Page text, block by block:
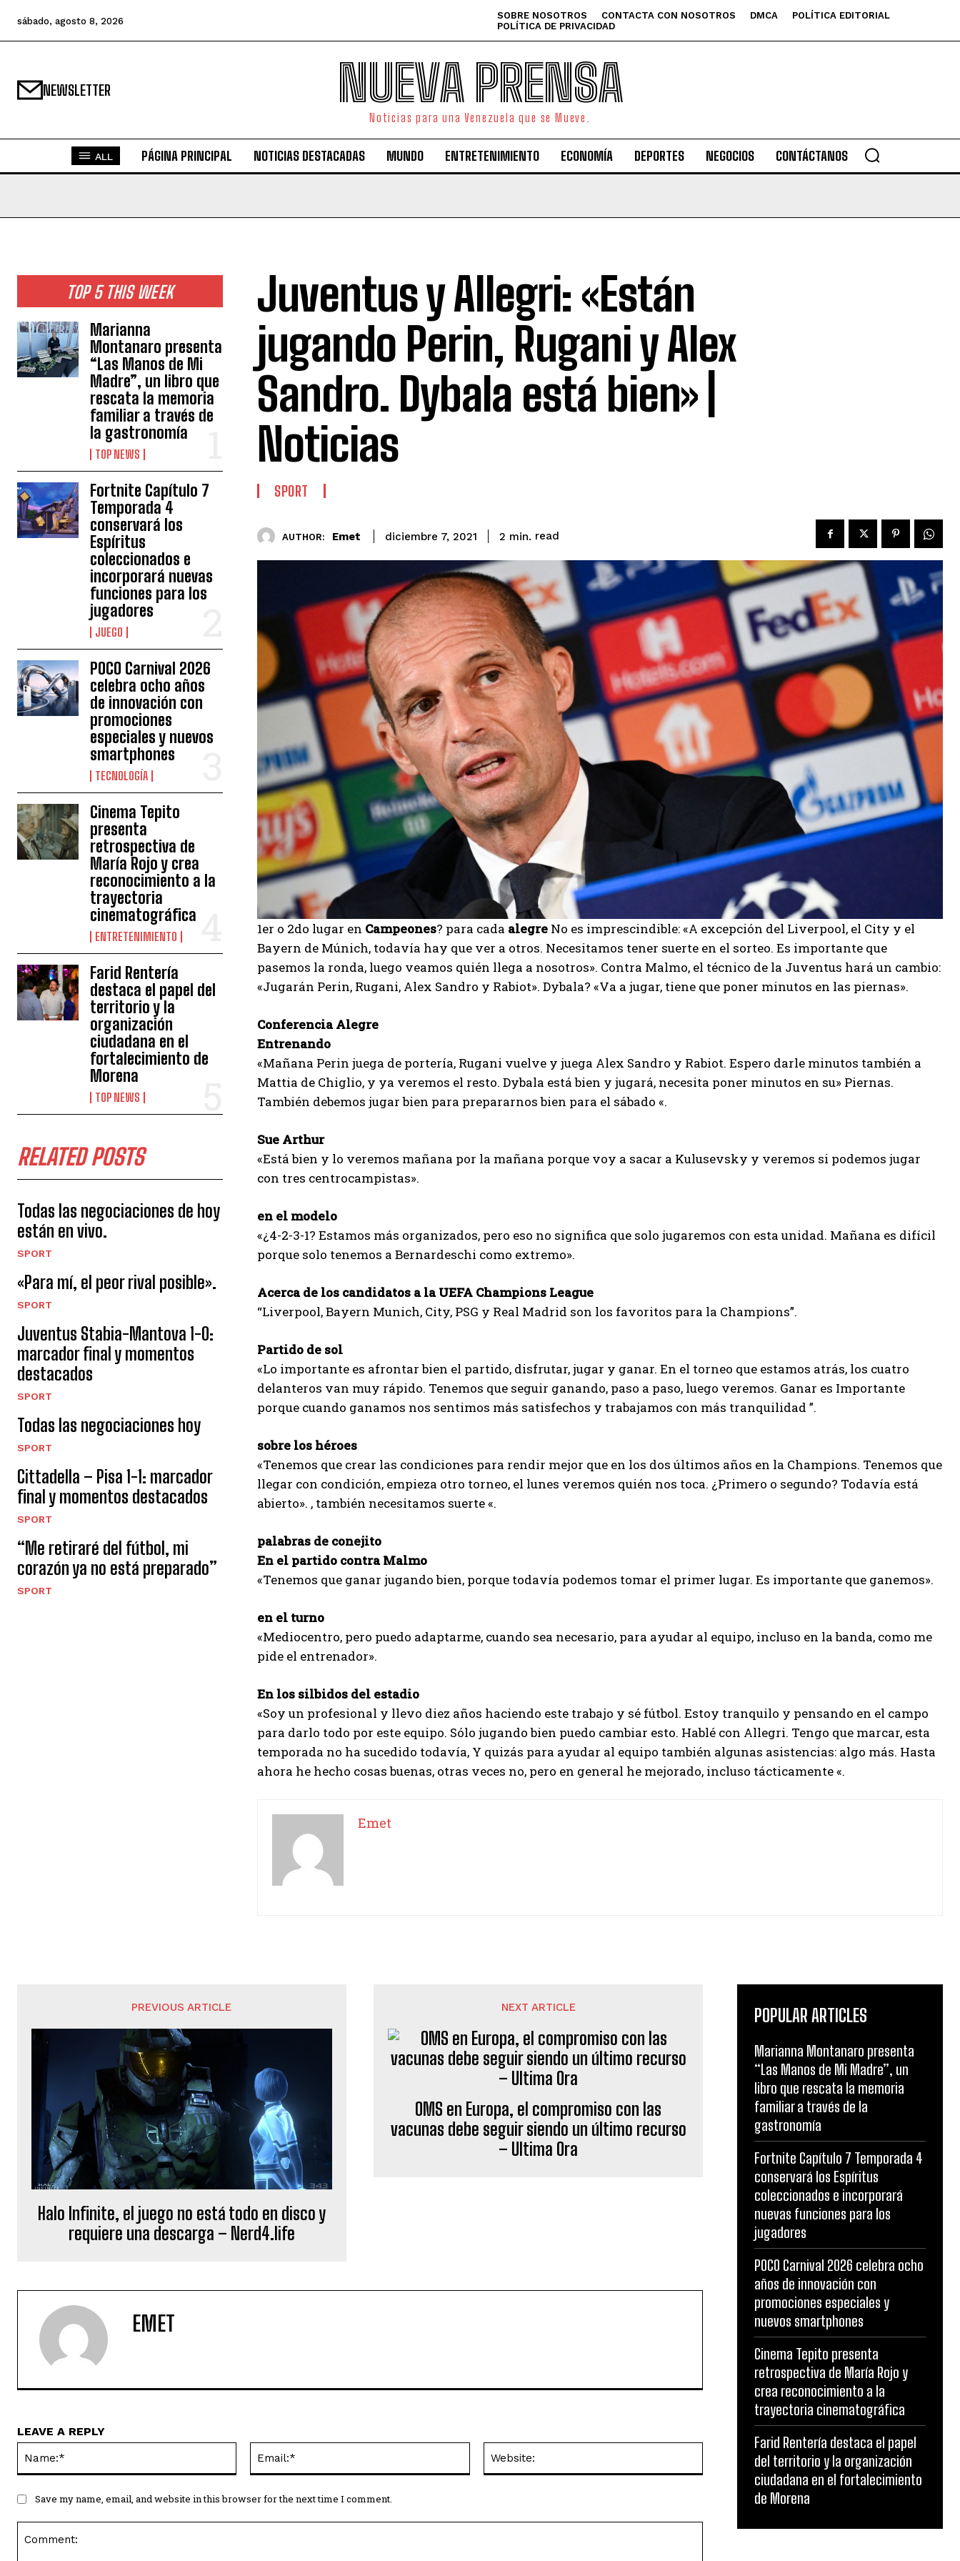
I've read and accept the Privacy Policy .
Emet
sábado, agosto 8, 2026 SOBRE NOSOTROS CONTACTA CON NOSOTROS DMCA
POLÍTICA EDITORIAL
POLÍTICA DE PRIVACIDAD
NEWSLETTER NUEVA PRENSA
Noticias para una Venezuela que se Mueve.
ALL PÁGINA PRINCIPAL NOTICIAS DESTACADAS MUNDO ENTRETENIMIENTO ECONOMÍA DEPORTES NEGOCIOS CONTÁCTANOS
TOP 5 THIS WEEK
Marianna
Montanaro presenta
“Las Manos de Mi
Madre”, un libro que
rescata la memoria
familiar a través de
la gastronomía
TOP NEWS
Fortnite Capítulo 7
Temporada 4
conservará los
Espíritus
coleccionados e
incorporará nuevas
funciones para los
jugadores
JUEGO
POCO Carnival 2026
celebra ocho años
de innovación con
promociones
especiales y nuevos
smartphones
TECNOLOGÍA
Cinema Tepito
presenta
retrospectiva de
María Rojo y crea
reconocimiento a la
trayectoria
cinematográfica
ENTRETENIMIENTO
Farid Rentería
destaca el papel del
territorio y la
organización
ciudadana en el
fortalecimiento de
Morena
TOP NEWS
RELATED POSTS
Todas las negociaciones de hoy
están en vivo.
SPORT
«Para mí, el peor rival posible».
SPORT
Juventus Stabia-Mantova 1-0:
marcador final y momentos
destacados
SPORT
Todas las negociaciones hoy
SPORT
Cittadella – Pisa 1-1: marcador
final y momentos destacados
SPORT
“Me retiraré del fútbol, ​​mi
corazón ya no está preparado”
SPORT
Juventus y Allegri: «Están
jugando Perin, Rugani y Alex
Sandro. Dybala está bien» |
Noticias
SPORT
AUTHOR: Emet diciembre 7, 2021 2 min. read
1er o 2do lugar en Campeones? para cada alegre No es imprescindible: «A excepción del Liverpool, el City y el
Bayern de Múnich, todavía hay que ver a otros. Necesitamos tener suerte en el sorteo. Es importante que
pasemos la ronda, luego veamos quién llega a nosotros». Contra Malmo, el técnico de la Juventus hará un cambio:
«Jugarán Perin, Rugani, Alex Sandro y Rabiot». Dybala? «Va a jugar, tiene que poner minutos en las piernas».
Conferencia Alegre
Entrenando
«Mañana Perin juega de portería, Rugani vuelve y juega Alex Sandro y Rabiot. Espero darle minutos también a
Mattia de Chiglio, y ya veremos el resto. Dybala está bien y jugará, necesita poner minutos en su» Piernas.
También debemos jugar bien para prepararnos bien para el sábado «.
Sue Arthur
«Está bien y lo veremos mañana por la mañana porque voy a sacar a Kulusevsky y veremos si podemos jugar
con tres centrocampistas».
en el modelo
«¿4-2-3-1? Estamos más organizados, pero eso no significa que solo jugaremos con esta unidad. Mañana es difícil
porque solo tenemos a Bernardeschi como extremo».
Acerca de los candidatos a la UEFA Champions League
“Liverpool, Bayern Munich, City, PSG y Real Madrid son los favoritos para la Champions”.
Partido de sol
«Lo importante es afrontar bien el partido, disfrutar, jugar y ganar. En el torneo que estamos atrás, los cuatro
delanteros van muy rápido. Tenemos que seguir ganando, paso a paso, luego veremos. Ganar es Importante
porque cuando ganamos nos sentimos más satisfechos y trabajamos con más tranquilidad ”.
sobre los héroes
«Tenemos que crear las condiciones para rendir mejor que en los dos últimos años en la Champions. Tenemos que
llegar con condición, empieza otro torneo, el lunes veremos quién nos toca. ¿Primero o segundo? Todavía está
abierto». , también necesitamos suerte «.
palabras de conejito
En el partido contra Malmo
«Tenemos que ganar jugando bien, porque todavía podemos tomar el primer lugar. Es importante que ganemos».
en el turno
«Mediocentro, pero puedo adaptarme, cuando sea necesario, para ayudar al equipo, incluso en la banda, como me
pide el entrenador».
En los silbidos del estadio
«Soy un profesional y llevo diez años haciendo este trabajo y sé fútbol. Estoy tranquilo y pensando en el campo
para darlo todo por este equipo. Sólo jugando bien puedo cambiar esto. Hablé con Allegri. Tengo que marcar, esta
temporada no ha sucedido todavía, Y quizás para ayudar al equipo también algunas asistencias: algo más. Hasta
ahora he hecho cosas buenas, otras veces no, pero en general he mejorado, incluso tácticamente «.
Emet
PREVIOUS ARTICLE
Halo Infinite, el juego no está todo en disco y
requiere una descarga – Nerd4.life
NEXT ARTICLE
OMS en Europa, el compromiso con las
vacunas debe seguir siendo un último recurso
– Ultima Ora
EMET
LEAVE A REPLY
Save my name, email, and website in this browser for the next time I comment.
POPULAR ARTICLES
Marianna Montanaro presenta
“Las Manos de Mi Madre”, un
libro que rescata la memoria
familiar a través de la
gastronomía
Fortnite Capítulo 7 Temporada 4
conservará los Espíritus
coleccionados e incorporará
nuevas funciones para los
jugadores
POCO Carnival 2026 celebra ocho
años de innovación con
promociones especiales y
nuevos smartphones
Cinema Tepito presenta
retrospectiva de María Rojo y
crea reconocimiento a la
trayectoria cinematográfica
Farid Rentería destaca el papel
del territorio y la organización
ciudadana en el fortalecimiento
de Morena